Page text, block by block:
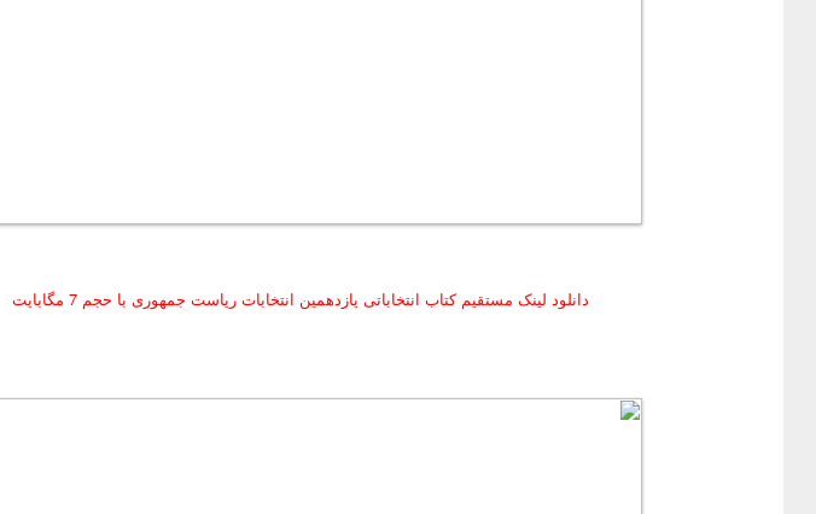
دانلود لینک مستقیم کتاب انتخاباتی یازدهمین انتخابات ریاست جمهوری با حجم 7 مگابایت